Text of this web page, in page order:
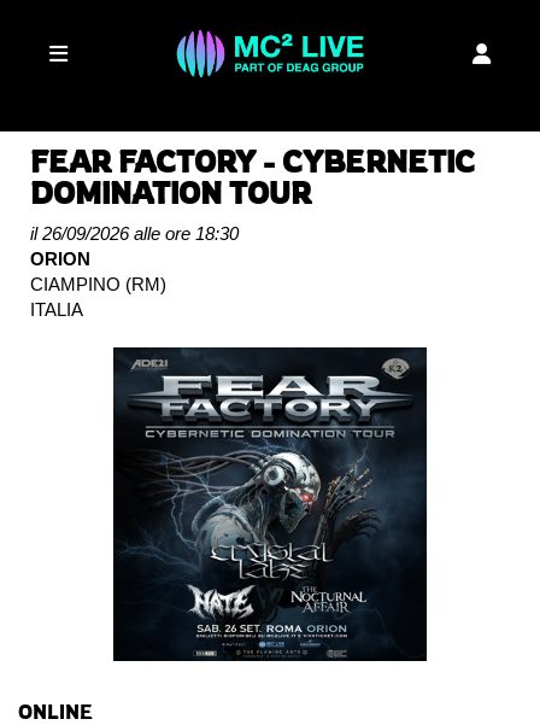
FEAR FACTORY - CYBERNETIC
DOMINATION TOUR
il 26/09/2026 alle ore 18:30
ORION
CIAMPINO (RM)
ITALIA
ONLINE